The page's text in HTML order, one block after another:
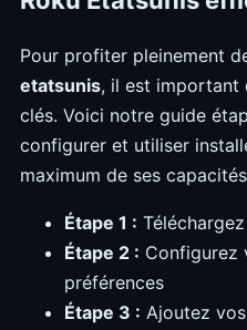
Pour profiter pleinement
etatsunis, il est important
clés. Voici notre guide
configurer et utiliser
maximum de ses
Étape 1 :
Étape 2 : Configurez
préférences
Étape 3 : Ajoutez